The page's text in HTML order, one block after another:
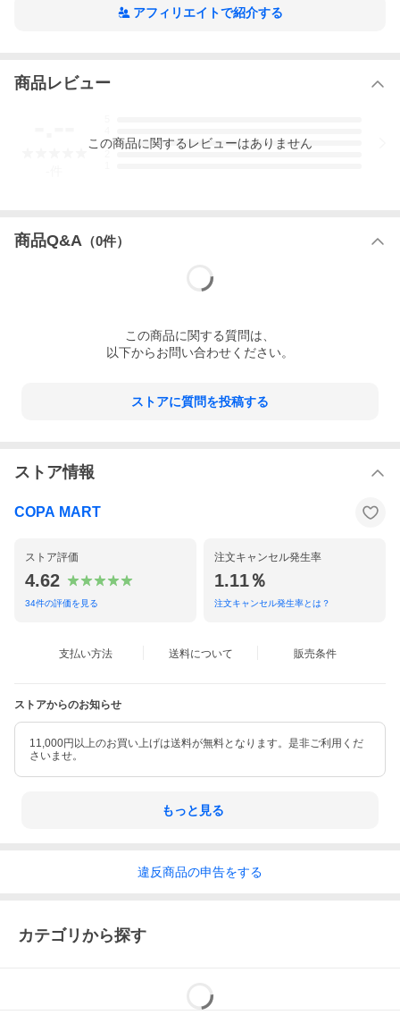
アフィリエイトで紹介する
商品レビュー
3
この商品に関するレビューはありません
商品Q&A （0件）
この商品に関する質問は、
以下からお問い合わせください。
ストアに質問を投稿する
ストア情報
COPA MART
ストア評価
4.62
34件の評価を見る
注文キャンセル発生率
1.11％
注文キャンセル発生率とは？
支払い方法 送料について 販売条件
ストアからのお知らせ
11,000円以上のお買い上げは送料が無料となります。是非ご利用くだ
さいませ。
もっと見る
違反商品の申告をする
カテゴリから探す